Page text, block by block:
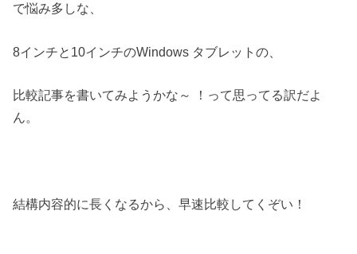
で悩み多しな、
8インチと10インチのWindows タブレットの、
比較記事を書いてみようかな～ ！って思ってる訳だよ
ん。
結構内容的に長くなるから、早速比較してくぞい！